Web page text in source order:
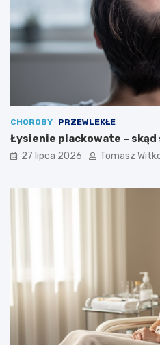
CHOROBY PRZEWLEKŁE
Łysienie plackowate – skąd
27 lipca 2026 Tomasz